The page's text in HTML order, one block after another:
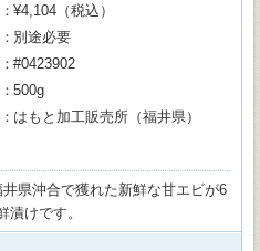
¥4,104（税込）
別途必要
#0423902
500g
はもと加工販売所（福井県）
県沖合で獲れた新鮮な甘エビが6
漬けです。